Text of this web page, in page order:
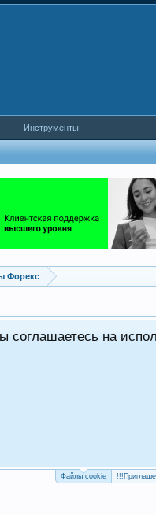
Форекс
соглашаетесь на
Файлы cookie
Инструменты